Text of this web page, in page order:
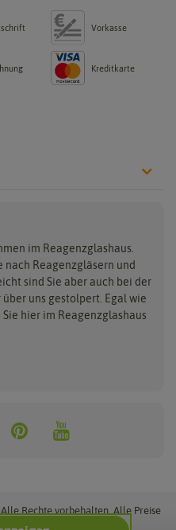
Vorkasse
Kreditkarte
im Reagenzglashaus.
nach Reagenzgläsern und
sind Sie aber auch bei der
uns gestolpert. Egal wie
hier im Reagenzglashaus
Rechte vorbehalten. Alle Preise
Versand.